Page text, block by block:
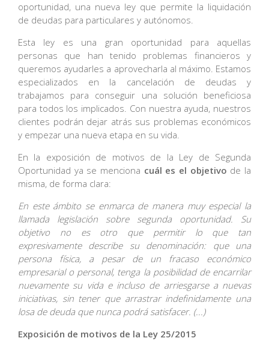
oportunidad, una nueva ley que permite la liquidación
de deudas para particulares y autónomos.
Esta ley es una gran oportunidad para aquellas
personas que han tenido problemas financieros y
queremos ayudarles a aprovecharla al máximo. Estamos
especializados en la cancelación de deudas y
trabajamos para conseguir una solución beneficiosa
para todos los implicados. Con nuestra ayuda, nuestros
clientes podrán dejar atrás sus problemas económicos
y empezar una nueva etapa en su vida.
En la exposición de motivos de la Ley de Segunda
Oportunidad ya se menciona cuál es el objetivo de la
misma, de forma clara:
En este ámbito se enmarca de manera muy especial la
llamada legislación sobre segunda oportunidad. Su
objetivo no es otro que permitir lo que tan
expresivamente describe su denominación: que una
persona física, a pesar de un fracaso económico
empresarial o personal, tenga la posibilidad de encarrilar
nuevamente su vida e incluso de arriesgarse a nuevas
iniciativas, sin tener que arrastrar indefinidamente una
losa de deuda que nunca podrá satisfacer. (...)
Exposición de motivos de la Ley 25/2015